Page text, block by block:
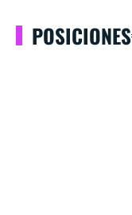
POSICIONES